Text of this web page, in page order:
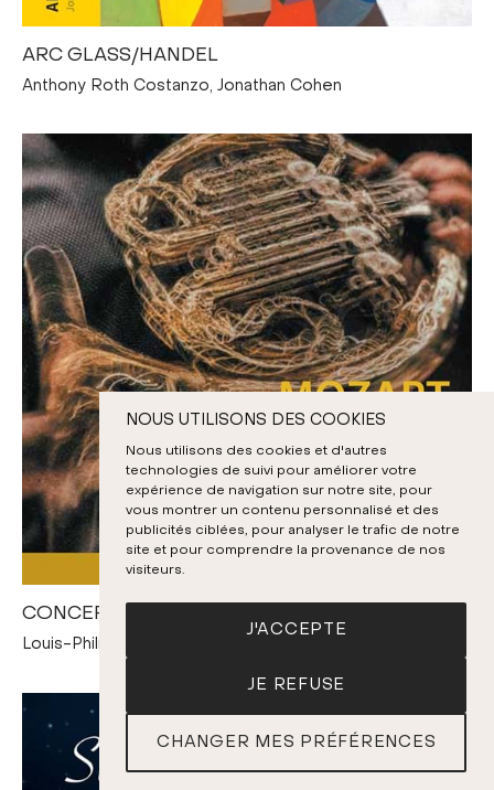
NOUS UTILISONS DES COOKIES
Nous utilisons des cookies et d'autres
technologies de suivi pour améliorer votre
expérience de navigation sur notre site, pour
vous montrer un contenu personnalisé et des
publicités ciblées, pour analyser le trafic de notre
site et pour comprendre la provenance de nos
visiteurs.
J'ACCEPTE
JE REFUSE
CHANGER MES PRÉFÉRENCES
ARC GLASS/HANDEL
Anthony Roth Costanzo, Jonathan Cohen
CONCERTOS POUR COR DE MOZART
Louis-Philippe Marsolais, Mathieu Lussier